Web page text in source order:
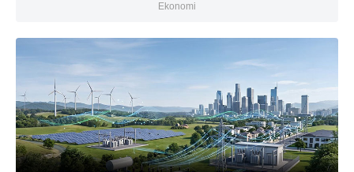
Ekonomi